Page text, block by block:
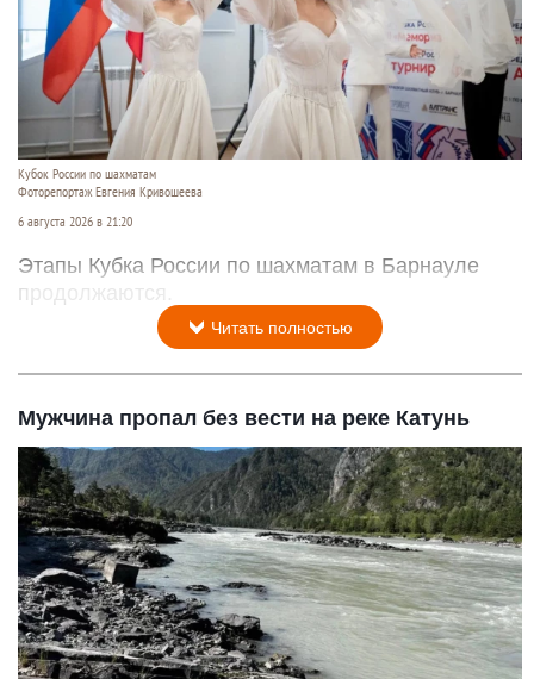
Кубок России по шахматам
Фоторепортаж Евгения Кривошеева
6 августа 2026 в 21:20
Этапы Кубка России по шахматам в Барнауле
продолжаются.
Читать полностью
Мужчина пропал без вести на реке Катунь